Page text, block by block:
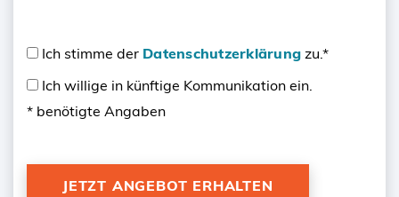
Ich stimme der Datenschutzerklärung zu.*
Ich willige in künftige Kommunikation ein.
* benötigte Angaben